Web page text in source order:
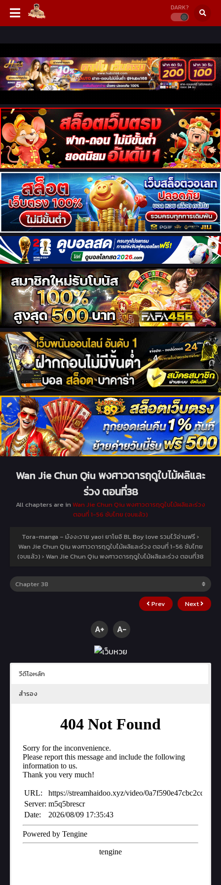
DARK?
Wan Jie Chun Qiu พงศาวดารฤดูใบไม้ผลิและ
ร่วง ตอนที่38
All chapters are in Wan Jie Chun Qiu พงศาวดารฤดูใบไม้ผลิและร่วง
ตอนที่ 1-56 ซับไทย (จบแล้ว)
Tora-manga – มังงะวาย yaoi ยาโยอิ BL Boy love รวมไว้อ่านฟรี ›
Wan Jie Chun Qiu พงศาวดารฤดูใบไม้ผลิและร่วง ตอนที่ 1-56 ซับไทย
(จบแล้ว) › Wan Jie Chun Qiu พงศาวดารฤดูใบไม้ผลิและร่วง ตอนที่38
Prev Next
A+ A-
วีดีโอหลัก
สำรอง